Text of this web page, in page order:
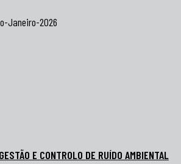
Janeiro-2026
E CONTROLO DE RUÍDO AMBIENTAL